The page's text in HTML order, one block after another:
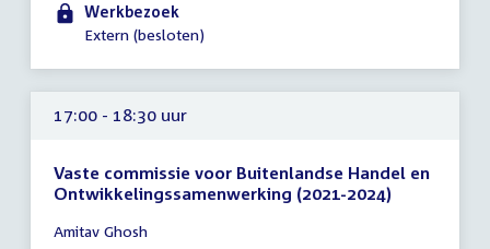
16:00
Werkbezoek
Extern (besloten)
17:00 - 18:30 uur
Vaste commissie voor Buitenlandse Handel en
Ontwikkelingssamenwerking (2021-2024)
vergadering
Amitav Ghosh